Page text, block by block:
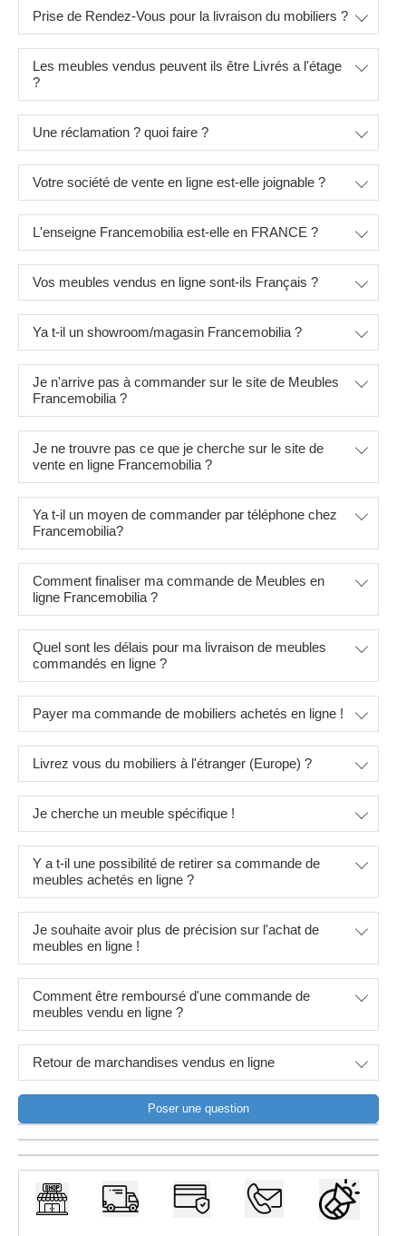
Prise de Rendez-Vous pour la livraison du mobiliers ?
Les meubles vendus peuvent ils être Livrés a l'étage
?
Une réclamation ? quoi faire ?
Votre société de vente en ligne est-elle joignable ?
L'enseigne Francemobilia est-elle en FRANCE ?
Vos meubles vendus en ligne sont-ils Français ?
Ya t-il un showroom/magasin Francemobilia ?
Je n'arrive pas à commander sur le site de Meubles
Francemobilia ?
Je ne trouvre pas ce que je cherche sur le site de
vente en ligne Francemobilia ?
Ya t-il un moyen de commander par téléphone chez
Francemobilia?
Comment finaliser ma commande de Meubles en
ligne Francemobilia ?
Quel sont les délais pour ma livraison de meubles
commandés en ligne ?
Payer ma commande de mobiliers achetés en ligne !
Livrez vous du mobiliers à l'étranger (Europe) ?
Je cherche un meuble spécifique !
Y a t-il une possibilité de retirer sa commande de
meubles achetés en ligne ?
Je souhaite avoir plus de précision sur l'achat de
meubles en ligne !
Comment être remboursé d'une commande de
meubles vendu en ligne ?
Retour de marchandises vendus en ligne
Poser une question